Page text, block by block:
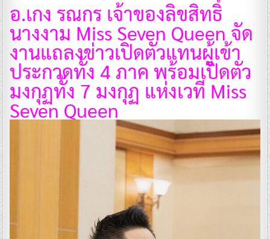
อ.เกง รณกร เจ้าของลิขสิทธิ์
นางงาม Miss Seven Queen จัด
งานแถลงข่าวเปิดตัวแทนผู้เข้า
ประกวดทั้ง 4 ภาค พร้อมเปิดตัว
มงกุฏทั้ง 7 มงกุฏ แห่งเวที Miss
Seven Queen